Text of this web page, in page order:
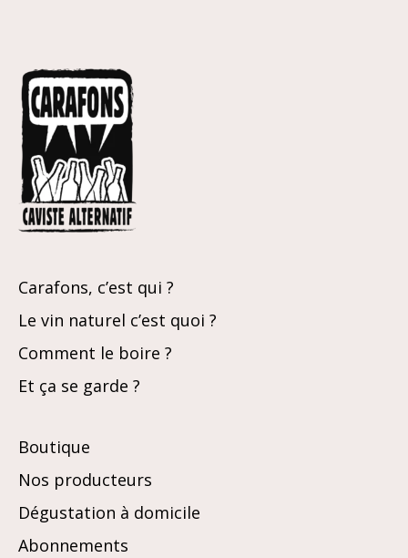
Carafons, c’est qui ?
Le vin naturel c’est quoi ?
Comment le boire ?
Et ça se garde ?
Boutique
Nos producteurs
Dégustation à domicile
Abonnements